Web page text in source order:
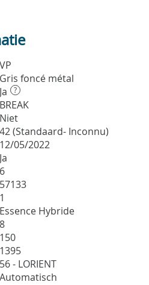
VP
Gris foncé métal
Ja ?
BREAK
Niet
42 (Standaard- Inconnu)
12/05/2022
Ja
6
57133
1
Essence Hybride
8
150
1395
56 - LORIENT
Automatisch